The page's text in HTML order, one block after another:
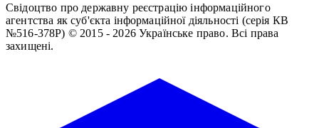
Свідоцтво про державну реєстрацію інформаційного
агентства як суб'єкта інформаційної діяльності (серія КВ
№516-378Р) © 2015 - 2026 Українське право. Всі права
захищені.